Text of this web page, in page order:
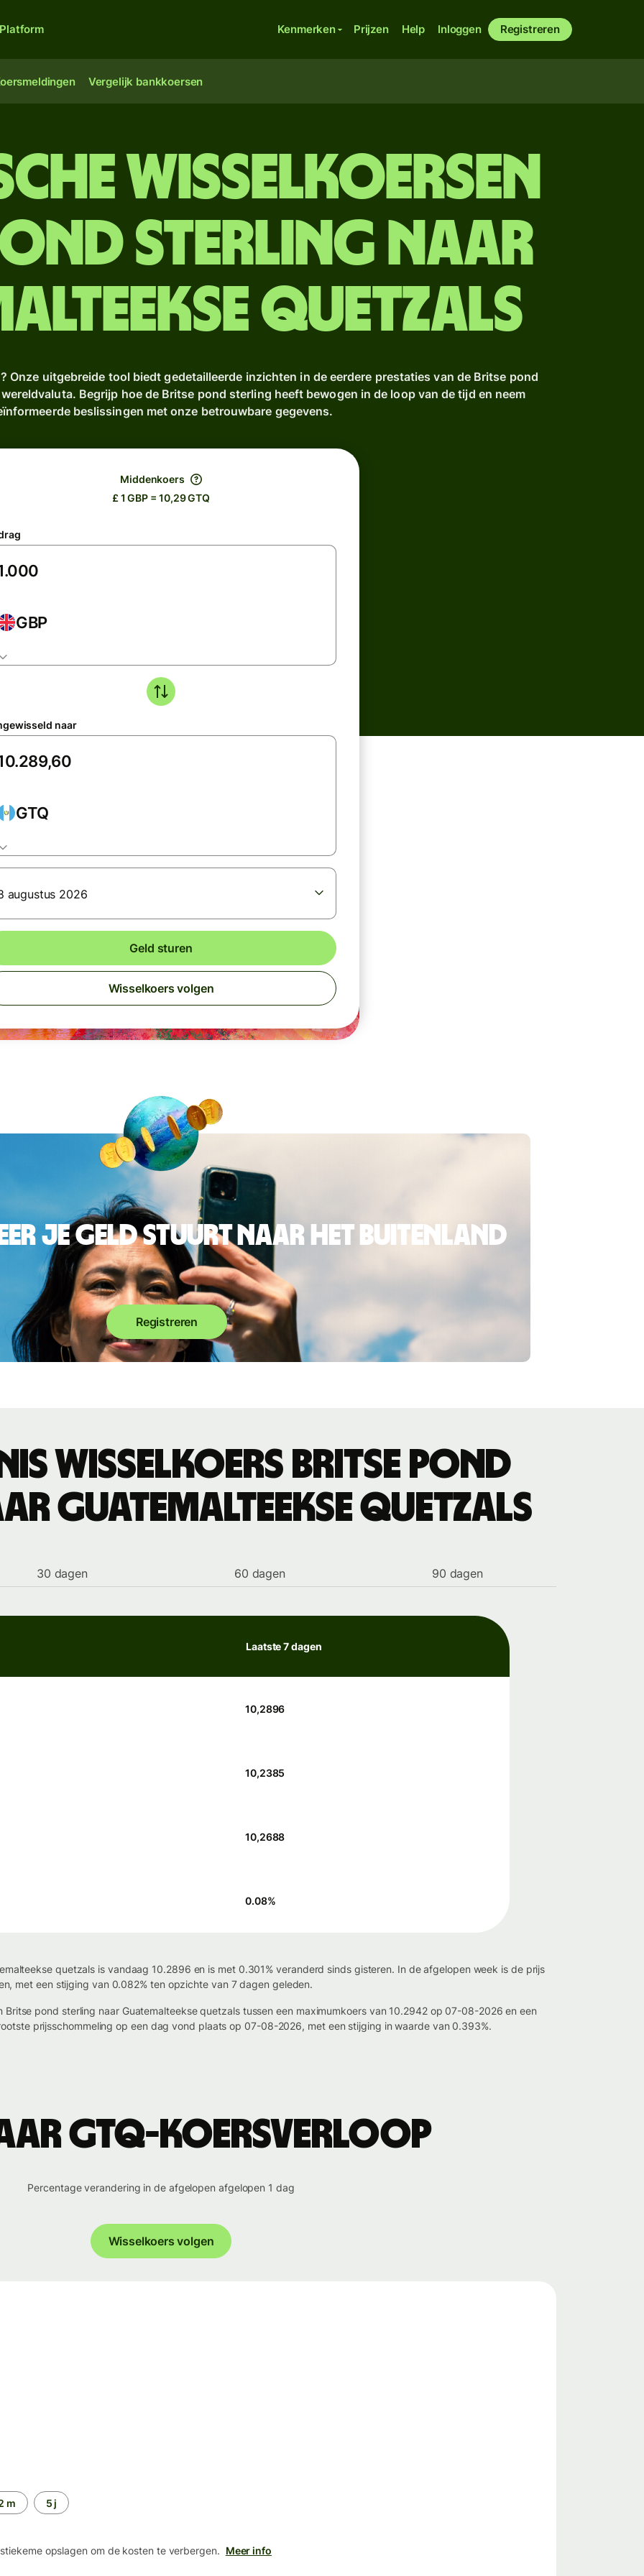
Platform Kenmerken Prijzen Help Inloggen Registreren
Vergelijk bankkoersen
wisselkoersen
sterling naar
quetzals
Onze uitgebreide tool biedt gedetailleerde inzichten in de eerdere prestaties van de Britse pond
Begrijp hoe de Britse pond sterling heeft bewogen in de loop van de tijd en neem
beslissingen met onze betrouwbare gegevens.
Middenkoers
£ 1 GBP = 10,29 GTQ
GBP
naar
GTQ
augustus 2026
Geld sturen
Wisselkoers volgen
je geld stuurt naar het buitenland
Registreren
wisselkoers Britse pond
Guatemalteekse quetzals
30 dagen 60 dagen 90 dagen
Laatste 7 dagen
10,2896
10,2385
10,2688
0.08%
quetzals is vandaag 10.2896 en is met 0.301% veranderd sinds gisteren. In de afgelopen week is de prijs
met een stijging van 0.082% ten opzichte van 7 dagen geleden.
pond sterling naar Guatemalteekse quetzals tussen een maximumkoers van 10.2942 op 07-08-2026 en een
prijsschommeling op een dag vond plaats op 07-08-2026, met een stijging in waarde van 0.393%.
GTQ-koersverloop
Percentage verandering in de afgelopen afgelopen 1 dag
Wisselkoers volgen
m 5 j
opslagen om de kosten te verbergen. Meer info